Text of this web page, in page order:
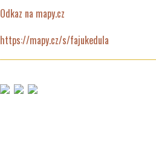
Odkaz na mapy.cz
https://mapy.cz/s/fajukedula